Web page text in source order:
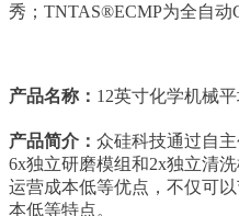
秀；TNTAS®ECMP为全自动
产品名称： 12英寸化学机械
产品简介： 众硅科技通过自
6x独立研磨模组和2x独立清
运营成本低等优点，不仅可
本低等特点。